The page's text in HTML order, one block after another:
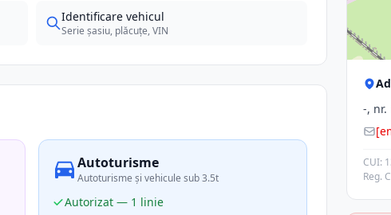
Identificare vehicul
Serie șasiu, plăcuțe, VIN
Autoturisme
Autoturisme și vehicule sub 3.5t
Autorizat — 1 linie
-, nr.
CUI:
Reg.